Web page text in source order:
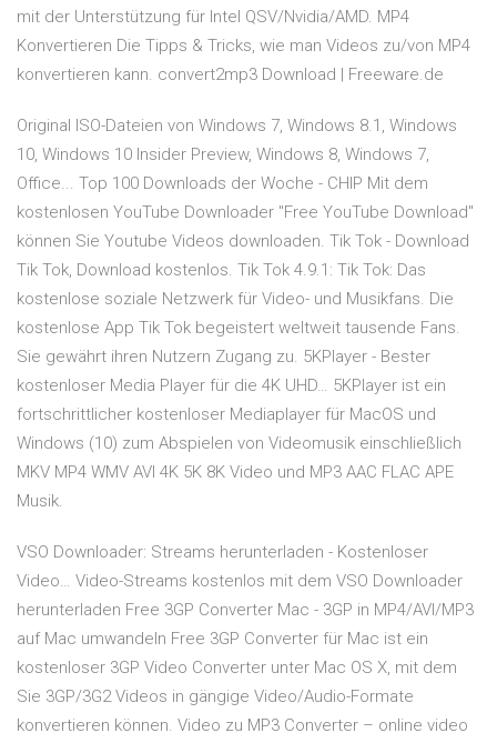
mit der Unterstützung für Intel QSV/Nvidia/AMD. MP4
Konvertieren Die Tipps & Tricks, wie man Videos zu/von MP4
konvertieren kann. convert2mp3 Download | Freeware.de
Original ISO-Dateien von Windows 7, Windows 8.1, Windows
10, Windows 10 Insider Preview, Windows 8, Windows 7,
Office... Top 100 Downloads der Woche - CHIP Mit dem
kostenlosen YouTube Downloader "Free YouTube Download"
können Sie Youtube Videos downloaden. Tik Tok - Download
Tik Tok, Download kostenlos. Tik Tok 4.9.1: Tik Tok: Das
kostenlose soziale Netzwerk für Video- und Musikfans. Die
kostenlose App Tik Tok begeistert weltweit tausende Fans.
Sie gewährt ihren Nutzern Zugang zu. 5KPlayer - Bester
kostenloser Media Player für die 4K UHD… 5KPlayer ist ein
fortschrittlicher kostenloser Mediaplayer für MacOS und
Windows (10) zum Abspielen von Videomusik einschließlich
MKV MP4 WMV AVI 4K 5K 8K Video und MP3 AAC FLAC APE
Musik.
VSO Downloader: Streams herunterladen - Kostenloser
Video… Video-Streams kostenlos mit dem VSO Downloader
herunterladen Free 3GP Converter Mac - 3GP in MP4/AVI/MP3
auf Mac umwandeln Free 3GP Converter für Mac ist ein
kostenloser 3GP Video Converter unter Mac OS X, mit dem
Sie 3GP/3G2 Videos in gängige Video/Audio-Formate
konvertieren können. Video zu MP3 Converter – online video